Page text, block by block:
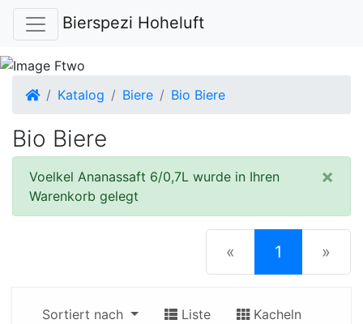
Bierspezi Hoheluft
Startseite
Katalog Biere Bio Biere
Bio Biere
×
Voelkel Ananassaft 6/0,7L wurde in Ihren
Warenkorb gelegt
« 1 (current)
»
Sortiert nach Liste Kacheln